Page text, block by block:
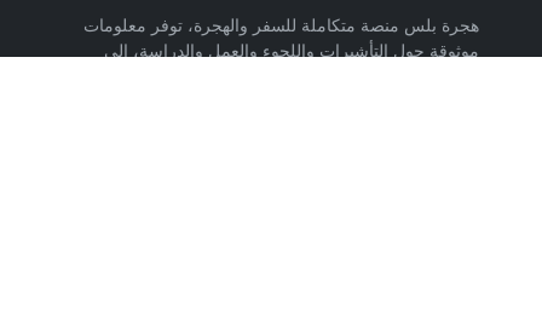
هجرة بلس منصة متكاملة للسفر والهجرة، توفر معلومات
موثوقة حول التأشيرات واللجوء والعمل والدراسة، إلى